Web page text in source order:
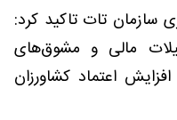
سازمان تات تاکید کرد:
مالی و مشوق‌های
اعتماد کشاورزان